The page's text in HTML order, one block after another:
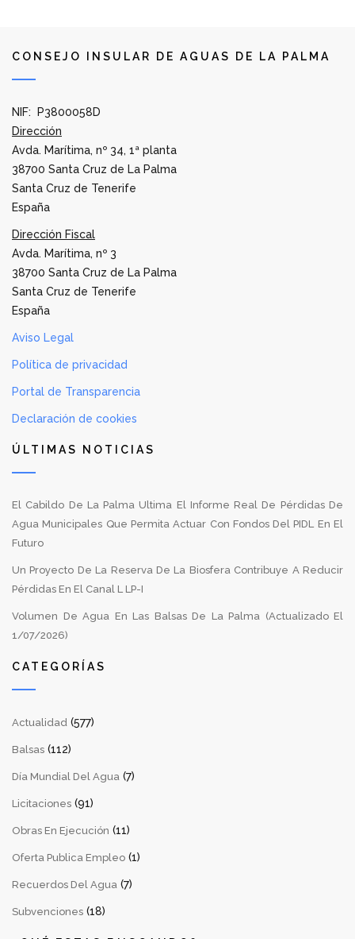
CONSEJO INSULAR DE AGUAS DE LA PALMA
NIF: P3800058D
Dirección
Avda. Marítima, nº 34, 1ª planta
38700 Santa Cruz de La Palma
Santa Cruz de Tenerife
España
Dirección Fiscal
Avda. Marítima, nº 3
38700 Santa Cruz de La Palma
Santa Cruz de Tenerife
España
Aviso Legal
Política de privacidad
Portal de Transparencia
Declaración de cookies
ÚLTIMAS NOTICIAS
El Cabildo De La Palma Ultima El Informe Real De Pérdidas De
Agua Municipales Que Permita Actuar Con Fondos Del PIDL En El
Futuro
Un Proyecto De La Reserva De La Biosfera Contribuye A Reducir
Pérdidas En El Canal L LP-I
Volumen De Agua En Las Balsas De La Palma (Actualizado El
1/07/2026)
CATEGORÍAS
Actualidad (577)
Balsas (112)
Día Mundial Del Agua (7)
Licitaciones (91)
Obras En Ejecución (11)
Oferta Publica Empleo (1)
Recuerdos Del Agua (7)
Subvenciones (18)